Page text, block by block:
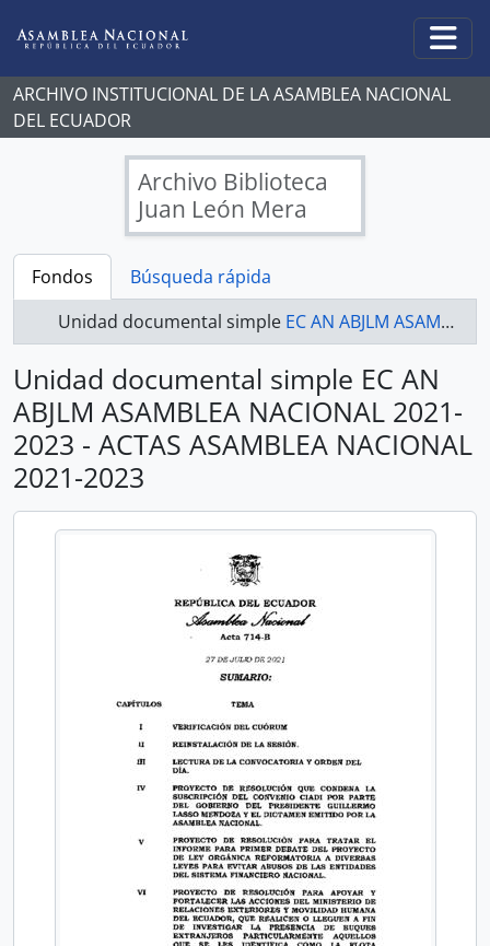
ARCHIVO INSTITUCIONAL DE LA ASAMBLEA NACIONAL
DEL ECUADOR
Archivo Biblioteca
Juan León Mera
Fondos
Búsqueda rápida
Unidad documental simple EC AN ABJLM ASAMBLEA NACIONAL 2021-2023 - ACTAS ASAMBLEA NACIONAL 2021-2023
Unidad documental simple EC AN
ABJLM ASAMBLEA NACIONAL 2021-
2023 - ACTAS ASAMBLEA NACIONAL
2021-2023